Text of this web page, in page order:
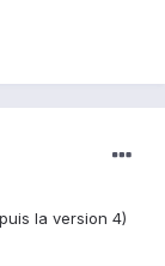
la version 4)